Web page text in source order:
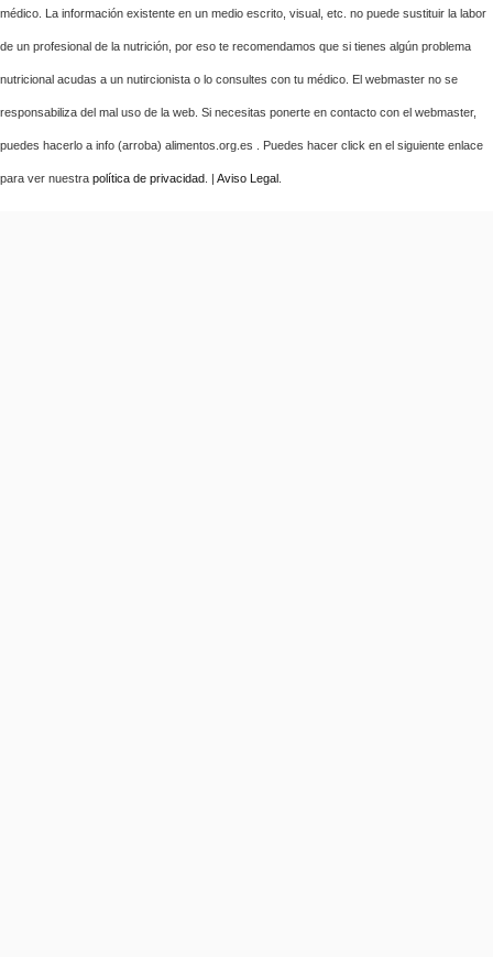
médico. La información existente en un medio escrito, visual, etc. no puede sustituir la labor
de un profesional de la nutrición, por eso te recomendamos que si tienes algún problema
nutricional acudas a un nutircionista o lo consultes con tu médico. El webmaster no se
responsabiliza del mal uso de la web. Si necesitas ponerte en contacto con el webmaster,
puedes hacerlo a info (arroba) alimentos.org.es . Puedes hacer click en el siguiente enlace
para ver nuestra política de privacidad . | Aviso Legal